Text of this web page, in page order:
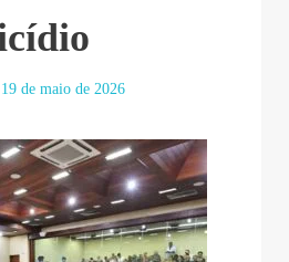
19 de maio de 2026